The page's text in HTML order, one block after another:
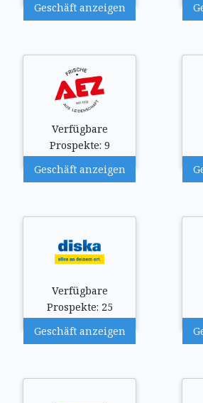
Geschäft anzeigen
Verfügbare
Prospekte: 9
Geschäft anzeigen
Verfügbare
Prospekte: 25
Geschäft anzeigen